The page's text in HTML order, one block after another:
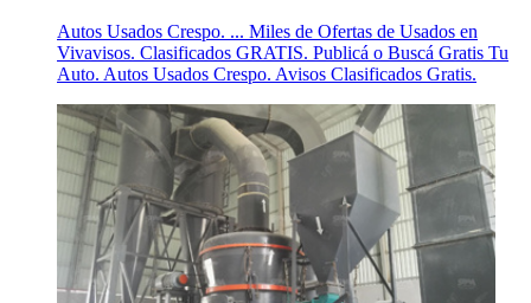
Autos Usados Crespo. ... Miles de Ofertas de Usados en
Vivavisos. Clasificados GRATIS. Publicá o Buscá Gratis Tu
Auto. Autos Usados Crespo. Avisos Clasificados Gratis.